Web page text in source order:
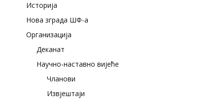
Историја
Нова зграда ШФ-а
Организација
Деканат
Научно-наставно вијеће
Чланови
Извјештаји